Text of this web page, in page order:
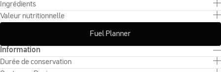
Ingrédients
Valeur nutritionnelle
Fuel Planner
Information
Durée de conservation